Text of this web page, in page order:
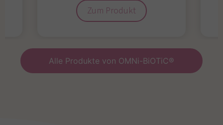
Zum Produkt
Alle Produkte von OMNi-BiOTiC®